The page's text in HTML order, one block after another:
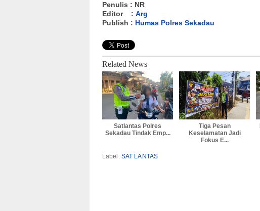
Penulis : NR
Editor : Arg
Publish : Humas Polres Sekadau
Related News
Satlantas Polres
Sekadau Tindak Emp...
Tiga Pesan
Keselamatan Jadi
Fokus E...
Label: SAT LANTAS